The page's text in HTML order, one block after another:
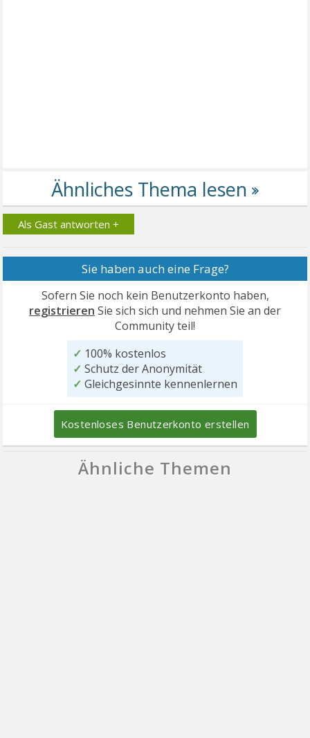
Als Gast antworten +
Sie haben auch eine Frage?
Sofern Sie noch kein Benutzerkonto haben,
registrieren Sie sich sich und nehmen Sie an der
Community teil!
✓ 100% kostenlos
✓ Schutz der Anonymität
✓ Gleichgesinnte kennenlernen
Kostenloses Benutzerkonto erstellen
Ähnliche Themen